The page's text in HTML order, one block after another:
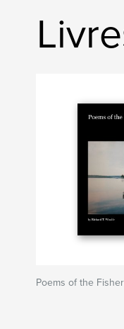
Poems of the